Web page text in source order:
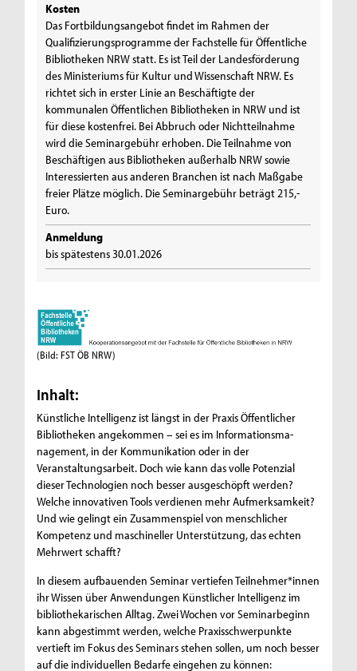
Kosten
Das Fortbildungsangebot findet im Rahmen der
Qualifizierungsprogramme der Fachstelle für Öffentliche
Bibliotheken NRW statt. Es ist Teil der Landesförderung
des Ministeriums für Kultur und Wissenschaft NRW. Es
richtet sich in erster Linie an Beschäftigte der
kommunalen Öffentlichen Bibliotheken in NRW und ist
für diese kostenfrei. Bei Abbruch oder Nichtteilnahme
wird die Seminargebühr erhoben. Die Teilnahme von
Beschäftigen aus Bibliotheken außerhalb NRW sowie
Interessierten aus anderen Branchen ist nach Maßgabe
freier Plätze möglich. Die Seminargebühr beträgt 215,-
Euro.
Anmeldung
bis spätestens 30.01.2026
(Bild: FST ÖB NRW)
Inhalt:
Künstliche Intelligenz ist längst in der Praxis Öffentlicher
Bibliotheken angekommen – sei es im Informationsma­
nagement, in der Kommunikation oder in der
Veranstaltungsarbeit. Doch wie kann das volle Potenzial
dieser Tech­nologien noch besser ausgeschöpft werden?
Welche innovativen Tools verdienen mehr Aufmerksamkeit?
Und wie gelingt ein Zusammenspiel von menschlicher
Kompetenz und maschineller Unterstützung, das echten
Mehrwert schafft?
In diesem aufbauenden Seminar vertiefen Teilnehmer*innen
ihr Wissen über Anwendungen Künstlicher Intelligenz im
bibliothekarischen Alltag. Zwei Wochen vor Seminarbeginn
kann abgestimmt werden, welche Praxisschwer­punkte
vertieft im Fokus des Seminars stehen sollen, um noch besser
auf die individuellen Bedarfe eingehen zu können: